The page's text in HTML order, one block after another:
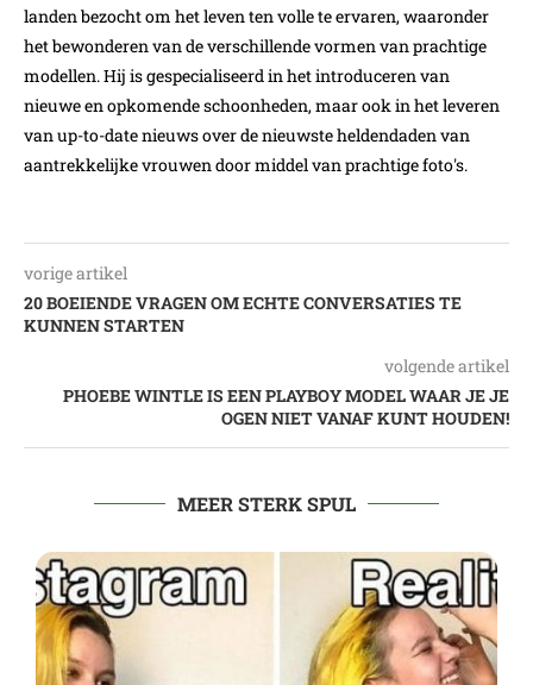
landen bezocht om het leven ten volle te ervaren, waaronder
het bewonderen van de verschillende vormen van prachtige
modellen. Hij is gespecialiseerd in het introduceren van
nieuwe en opkomende schoonheden, maar ook in het leveren
van up-to-date nieuws over de nieuwste heldendaden van
aantrekkelijke vrouwen door middel van prachtige foto's.
vorige artikel
20 BOEIENDE VRAGEN OM ECHTE CONVERSATIES TE
KUNNEN STARTEN
volgende artikel
PHOEBE WINTLE IS EEN PLAYBOY MODEL WAAR JE JE
OGEN NIET VANAF KUNT HOUDEN!
MEER STERK SPUL